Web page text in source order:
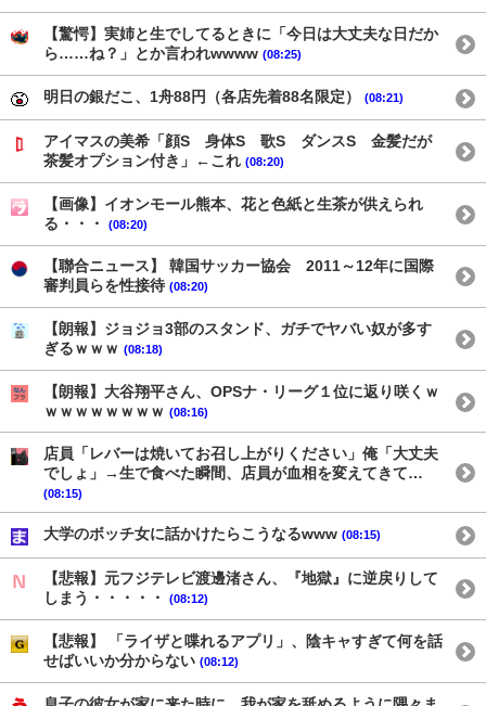
【驚愕】実姉と生でしてるときに「今日は大丈夫な日だか
ら……ね？」とか言われwwww (08:25)
明日の銀だこ、1舟88円（各店先着88名限定） (08:21)
アイマスの美希「顔S 身体S 歌S ダンスS 金髪だが
茶髪オプション付き」←これ (08:20)
【画像】イオンモール熊本、花と色紙と生茶が供えられ
る・・・
(08:20)
【聯合ニュース】 韓国サッカー協会 2011～12年に国際
審判員らを性接待 (08:20)
【朗報】ジョジョ3部のスタンド、ガチでヤバい奴が多す
ぎるｗｗｗ (08:18)
【朗報】大谷翔平さん、OPSナ・リーグ１位に返り咲くｗ
ｗｗｗｗｗｗｗｗ (08:16)
店員「レバーは焼いてお召し上がりください」俺「大丈夫
でしょ」→生で食べた瞬間、店員が血相を変えてきて…
(08:15)
大学のボッチ女に話かけたらこうなるwww (08:15)
【悲報】元フジテレビ渡邊渚さん、『地獄』に逆戻りして
しまう・・・・・
(08:12)
【悲報】 「ライザと喋れるアプリ」、陰キャすぎて何を話
せばいいか分からない (08:12)